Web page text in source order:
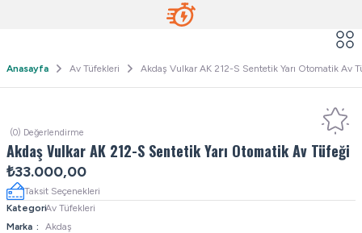
Anasayfa Av Tüfekleri Akdaş Vulkar AK 212-S Sentetik Yarı Otomatik Av
(0) Değerlendirme
Akdaş Vulkar AK 212-S Sentetik Yarı Otomatik Av Tüfeği
₺33.000,00
Taksit Seçenekleri
KategoriAv Tüfekleri
Marka
Akdaş